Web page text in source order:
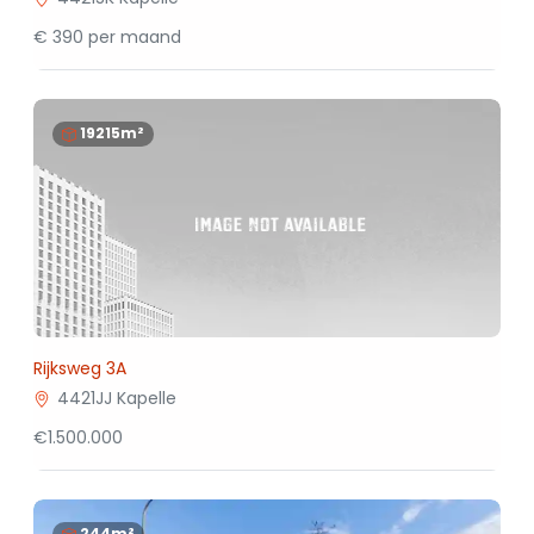
€ 390 per maand
19215m²
Rijksweg 3A
4421JJ Kapelle
€1.500.000